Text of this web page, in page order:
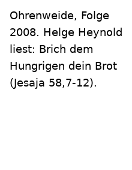
Ohrenweide, Folge
2008. Helge Heynold
liest: Brich dem
Hungrigen dein Brot
(Jesaja 58,7-12).